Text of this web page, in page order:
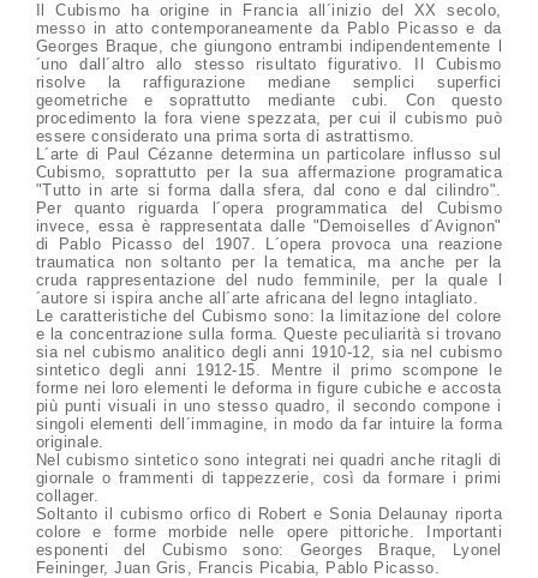
Il Cubismo ha origine in Francia all´inizio del XX secolo,
messo in atto contemporaneamente da Pablo Picasso e da
Georges Braque, che giungono entrambi indipendentemente l
´uno dall´altro allo stesso risultato figurativo. Il Cubismo
risolve la raffigurazione mediane semplici superfici
geometriche e soprattutto mediante cubi. Con questo
procedimento la fora viene spezzata, per cui il cubismo può
essere considerato una prima sorta di astrattismo.
L´arte di Paul Cézanne determina un particolare influsso sul
Cubismo, soprattutto per la sua affermazione programatica
"Tutto in arte si forma dalla sfera, dal cono e dal cilindro".
Per quanto riguarda l´opera programmatica del Cubismo
invece, essa è rappresentata dalle "Demoiselles d´Avignon"
di Pablo Picasso del 1907. L´opera provoca una reazione
traumatica non soltanto per la tematica, ma anche per la
cruda rappresentazione del nudo femminile, per la quale l
´autore si ispira anche all´arte africana del legno intagliato.
Le caratteristiche del Cubismo sono: la limitazione del colore
e la concentrazione sulla forma. Queste peculiarità si trovano
sia nel cubismo analitico degli anni 1910-12, sia nel cubismo
sintetico degli anni 1912-15. Mentre il primo scompone le
forme nei loro elementi le deforma in figure cubiche e accosta
più punti visuali in uno stesso quadro, il secondo compone i
singoli elementi dell´immagine, in modo da far intuire la forma
originale.
Nel cubismo sintetico sono integrati nei quadri anche ritagli di
giornale o frammenti di tappezzerie, così da formare i primi
collager.
Soltanto il cubismo orfico di Robert e Sonia Delaunay riporta
colore e forme morbide nelle opere pittoriche. Importanti
esponenti del Cubismo sono: Georges Braque, Lyonel
Feininger, Juan Gris, Francis Picabia, Pablo Picasso.